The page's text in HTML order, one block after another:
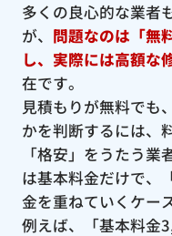
多くの良心的な業者
が、 問題なのは「無
し、実際には高額な
在です。
見積もりが無料でも
かを判断するには、
「格安」をうたう
は基本料金だけで、
金を重ねていくケー
例えば、「基本料金